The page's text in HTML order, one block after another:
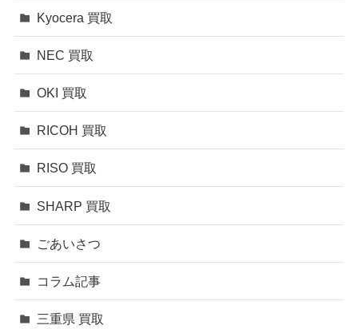
Kyocera 買取
NEC 買取
OKI 買取
RICOH 買取
RISO 買取
SHARP 買取
ごあいさつ
コラム記事
三重県 買取